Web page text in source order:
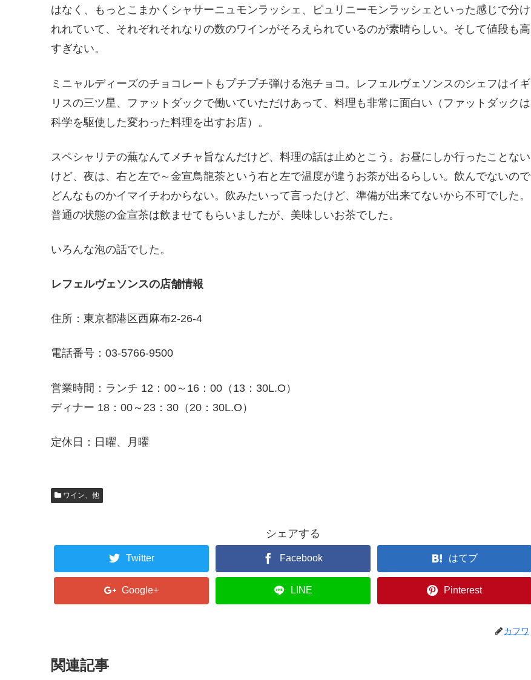
はなく、もっとこまかくシャサーニュモンラッシェ、ピュリニーモンラッシェといった感じで分け
れれていて、それぞれそれなりの数のワインがそろえられているのが素晴らしい。そして値段も高
すぎない。
ミニャルディーズのチョコレートもプチプチ弾ける泡チョコ。レフェルヴェソンスのシェフはイギ
リスの三ツ星、ファットダックで働いていただけあって、料理も非常に面白い（ファットダックは
科学を駆使した変わった料理を出すお店）。
スペシャリテの蕪なんてメチャ旨なんだけど、料理の話は止めとこう。お昼にしか行ったことない
けど、夜は、右と左で～金宣鳥龍茶という右と左で温度が違うお茶が出るらしい。飲んでないので
どんなものかイマイチわからない。飲みたいって言ったけど、準備が出来てないから不可でした。
普通の状態の金宣茶は飲ませてもらいましたが、美味しいお茶でした。
いろんな泡の話でした。
レフェルヴェソンスの店舗情報
住所：東京都港区西麻布2-26-4
電話番号：03-5766-9500
営業時間：ランチ 12：00～16：00（13：30L.O）
ディナー 18：00～23：30（20：30L.O）
定休日：日曜、月曜
ワイン、他
シェアする
Twitter Facebook はてブ
Google+ LINE Pinterest
カフワ
関連記事